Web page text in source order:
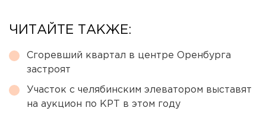
ЧИТАЙТЕ ТАКЖЕ:
Сгоревший квартал в центре Оренбурга
застроят
Участок с челябинским элеватором выставят
на аукцион по КРТ в этом году